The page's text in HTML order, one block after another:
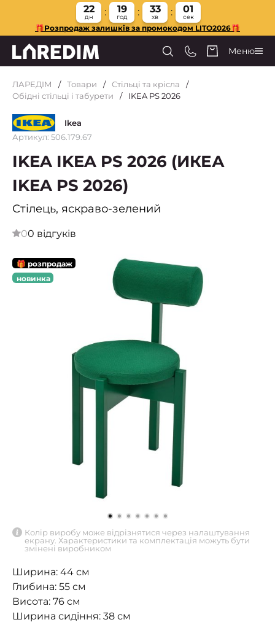
22
дн
19
год
33
хв
00
сек
🎁Розпродаж залишків за промокодом LITO2026🎁
Меню
ЛАРЕДІМ Товари
Стільці та крісла
Обідні стільці і табурети
IKEA PS 2026
Ikea
Артикул: 506.179.67
IKEA IKEA PS 2026 (ИКЕА
IKEA PS 2026)
Стілець, яскраво-зелений
00 відгуків
🎁 розпродаж
новинка
Колір виробу може відрізнятися через налаштування
екрану. Характеристики та комплектація можуть бути
змінені виробником
Ширина: 44 см
Глибина: 55 см
Висота: 76 см
Ширина сидіння: 38 см